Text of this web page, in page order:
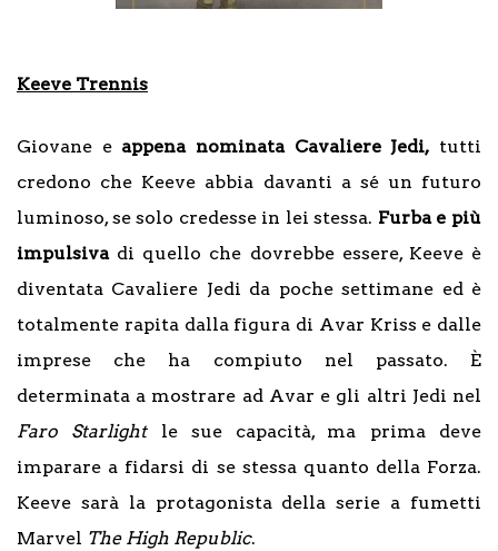
Keeve Trennis
Giovane e appena nominata Cavaliere Jedi, tutti
credono che Keeve abbia davanti a sé un futuro
luminoso, se solo credesse in lei stessa. Furba e più
impulsivadi quello che dovrebbe essere, Keeve è
diventata Cavaliere Jedi da poche settimane ed è
totalmente rapita dalla figura di Avar Kriss e dalle
imprese che ha compiuto nel passato. È
determinata a mostrare ad Avar e gli altri Jedi nel
Faro Starlight le sue capacità, ma prima deve
imparare a fidarsi di se stessa quanto della Forza.
Keeve sarà la protagonista della serie a fumetti
Marvel The High Republic.